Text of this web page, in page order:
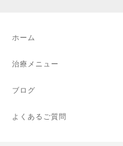
ホーム
治療メニュー
ブログ
よくあるご質問